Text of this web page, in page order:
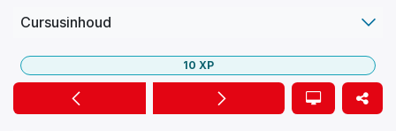
Cursusinhoud
10 XP